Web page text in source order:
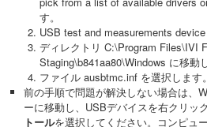
す。
USB test and measurements device
ディレクトリ C:\Program Files\IVI
Staging\b841aa80\Windows に移動
ファイル ausbtmc.inf を選択します。
前の手順で問題が解決しない場合は、
ーに移動し、USBデバイスを右クリッ
トールを選択してください。コンピュ